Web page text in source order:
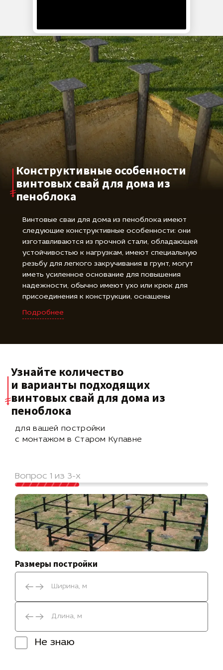
обладают достаточной несущей способностью для
домов из пеноблока в один или два этажа. Они
подходят для эксплуатации в грунтах различного
состава, включая глинистые, песчаные и
суглинистые. Применение свайно-винтового
фундамента позволяет вести строительство в
условиях сложного рельефа, сезонного
промерзания и при высоком уровне грунтовых вод.
Конструктивные особенности
винтовых свай для дома из
пеноблока
Винтовые сваи для дома из пеноблока имеют
следующие конструктивные особенности: они
изготавливаются из прочной стали, обладающей
устойчивостью к нагрузкам, имеют специальную
резьбу для легкого закручивания в грунт, могут
иметь усиленное основание для повышения
надежности, обычно имеют ухо или крюк для
присоединения к конструкции, оснащены
резиновыми амортизаторами или гайками для
регулировки высоты, оцинкованное покрытие
Подробнее
Узнайте количество
и варианты подходящих
винтовых свай для дома из
пеноблока
для вашей постройки
с монтажом в Старом Купавне
Вопрос 1 из 3-х
Размеры постройки
Не знаю